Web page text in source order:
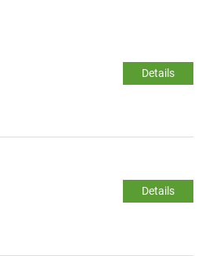
Details
Details